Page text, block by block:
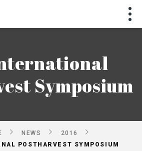
Symposium
NEWS
2016
POSTHARVEST SYMPOSIUM